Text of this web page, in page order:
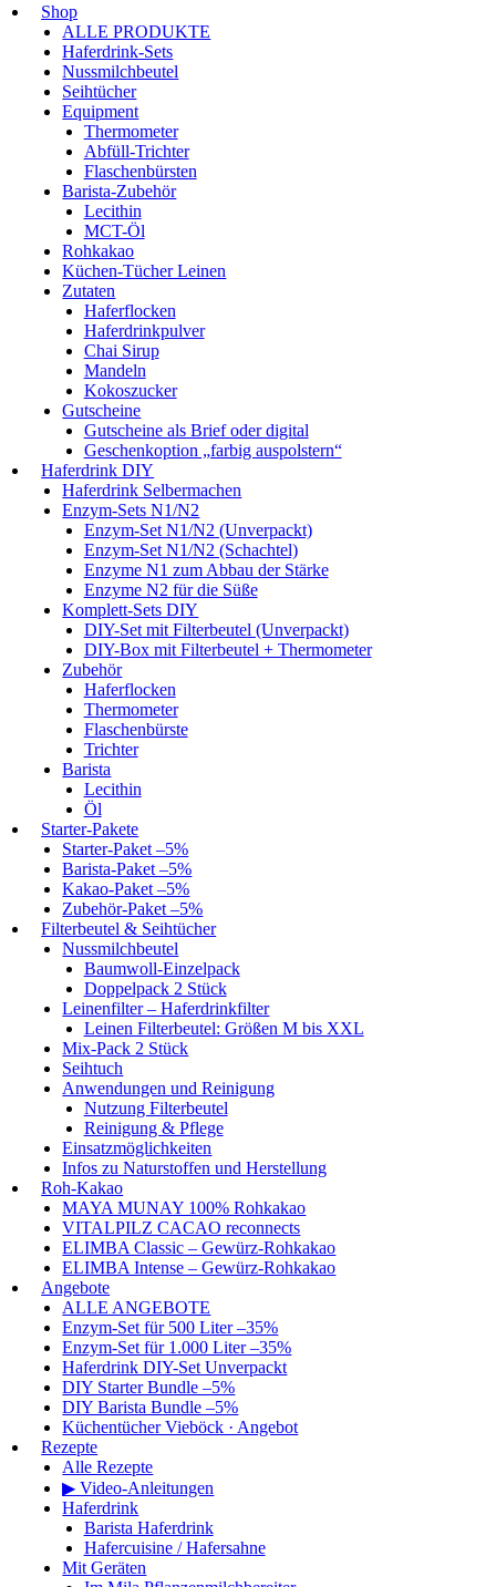
Shop
ALLE PRODUKTE
Haferdrink-Sets
Nussmilchbeutel
Seihtücher
Equipment
Thermometer
Abfüll-Trichter
Flaschenbürsten
Barista-Zubehör
Lecithin
MCT-Öl
Rohkakao
Küchen-Tücher Leinen
Zutaten
Haferflocken
Haferdrinkpulver
Chai Sirup
Mandeln
Kokoszucker
Gutscheine
Gutscheine als Brief oder digital
Geschenkoption „farbig auspolstern“
Haferdrink DIY
Haferdrink Selbermachen
Enzym-Sets N1/N2
Enzym-Set N1/N2 (Unverpackt)
Enzym-Set N1/N2 (Schachtel)
Enzyme N1 zum Abbau der Stärke
Enzyme N2 für die Süße
Komplett-Sets DIY
DIY-Set mit Filterbeutel (Unverpackt)
DIY-Box mit Filterbeutel + Thermometer
Zubehör
Haferflocken
Thermometer
Flaschenbürste
Trichter
Barista
Lecithin
Öl
Starter-Pakete
Starter-Paket –5%
Barista-Paket –5%
Kakao-Paket –5%
Zubehör-Paket –5%
Filterbeutel & Seihtücher
Nussmilchbeutel
Baumwoll-Einzelpack
Doppelpack 2 Stück
Leinenfilter – Haferdrinkfilter
Leinen Filterbeutel: Größen M bis XXL
Mix-Pack 2 Stück
Seihtuch
Anwendungen und Reinigung
Nutzung Filterbeutel
Reinigung & Pflege
Einsatzmöglichkeiten
Infos zu Naturstoffen und Herstellung
Roh-Kakao
MAYA MUNAY 100% Rohkakao
VITALPILZ CACAO reconnects
ELIMBA Classic – Gewürz-Rohkakao
ELIMBA Intense – Gewürz-Rohkakao
Angebote
ALLE ANGEBOTE
Enzym-Set für 500 Liter –35%
Enzym-Set für 1.000 Liter –35%
Haferdrink DIY-Set Unverpackt
DIY Starter Bundle –5%
DIY Barista Bundle –5%
Küchentücher Vieböck · Angebot
Rezepte
Alle Rezepte
▶ Video-Anleitungen
Haferdrink
Barista Haferdrink
Hafercuisine / Hafersahne
Mit Geräten